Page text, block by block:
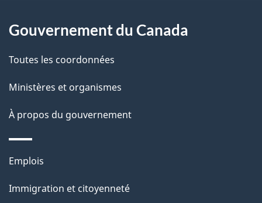
d
e
p
a
site
Gouvernement du Canada
Toutes les coordonnées
Ministères et organismes
À propos du gouvernement
Thèmes
sujets
Emplois
Immigration et citoyenneté